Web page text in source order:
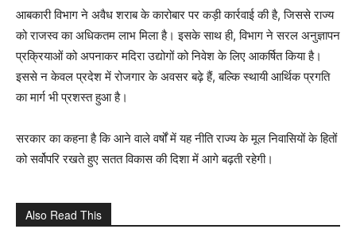
आबकारी विभाग ने अवैध शराब के कारोबार पर कड़ी कार्रवाई की है, जिससे राज्य
को राजस्व का अधिकतम लाभ मिला है। इसके साथ ही, विभाग ने सरल अनुज्ञापन
प्रक्रियाओं को अपनाकर मदिरा उद्योगों को निवेश के लिए आकर्षित किया है।
इससे न केवल प्रदेश में रोजगार के अवसर बढ़े हैं, बल्कि स्थायी आर्थिक प्रगति
का मार्ग भी प्रशस्त हुआ है।
सरकार का कहना है कि आने वाले वर्षों में यह नीति राज्य के मूल निवासियों के हितों
को सर्वोपरि रखते हुए सतत विकास की दिशा में आगे बढ़ती रहेगी।
Also Read This